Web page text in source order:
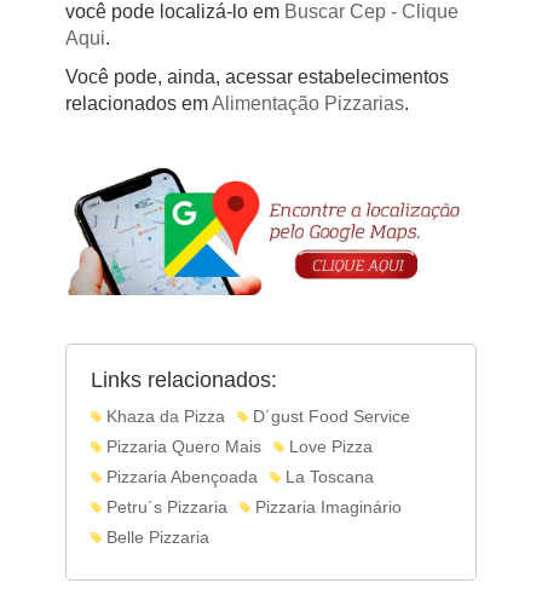
você pode localizá-lo em Buscar Cep - Clique
Aqui.
Você pode, ainda, acessar estabelecimentos
relacionados emAlimentação Pizzarias.
Links relacionados:
Khaza da Pizza
D´gust Food Service
Pizzaria Quero Mais
Love Pizza
Pizzaria Abençoada
La Toscana
Petru´s Pizzaria
Pizzaria Imaginário
Belle Pizzaria